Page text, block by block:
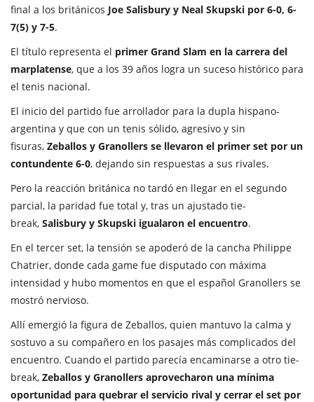
final a los británicos Joe Salisbury y Neal Skupski por 6-0, 6-
7(5) y 7-5.
El título representa el primer Grand Slam en la carrera del
marplatense, que a los 39 años logra un suceso histórico para
el tenis nacional.
El inicio del partido fue arrollador para la dupla hispano-
argentina y que con un tenis sólido, agresivo y sin
fisuras, Zeballos y Granollers se llevaron el primer set por un
contundente 6-0, dejando sin respuestas a sus rivales.
Pero la reacción británica no tardó en llegar en el segundo
parcial, la paridad fue total y, tras un ajustado tie-
break, Salisbury y Skupski igualaron el encuentro.
En el tercer set, la tensión se apoderó de la cancha Philippe
Chatrier, donde cada game fue disputado con máxima
intensidad y hubo momentos en que el español Granollers se
mostró nervioso.
Allí emergió la figura de Zeballos, quien mantuvo la calma y
sostuvo a su compañero en los pasajes más complicados del
encuentro. Cuando el partido parecía encaminarse a otro tie-
break, Zeballos y Granollers aprovecharon una mínima
oportunidad para quebrar el servicio rival y cerrar el set por